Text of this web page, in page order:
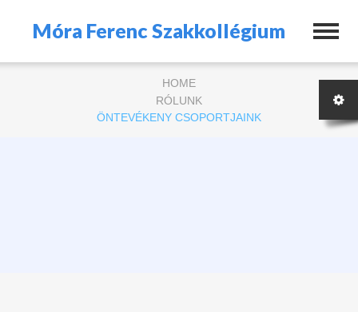
Móra Ferenc Szakkollégium
HOME
RÓLUNK
ÖNTEVÉKENY CSOPORTJAINK